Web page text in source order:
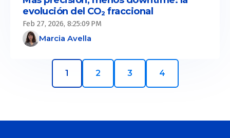
evolución del CO₂ fraccional
Feb 27, 2026, 8:25:09 PM
Marcia Avella
1 2 3 4